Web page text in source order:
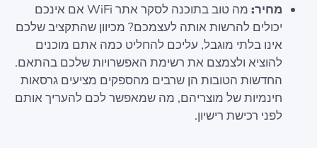
מחיר:
מה טוב בתוכנה לסקר אתר WiFi אם אינכם
יכולים להרשות אותה לעצמכם? מכיוון שהתקציב שלכם
אינו בלתי מוגבל, עליכם להחליט כמה אתם מוכנים
להוציא ולצמצם את רשימת האפשרויות שלכם בהתאם.
החדשות הטובות הן שרבים מהספקים מציעים גרסאות
חינמיות של מוצריהם, מה שמאפשר לכם להעריך אותם
לפני רכישת רישיון.